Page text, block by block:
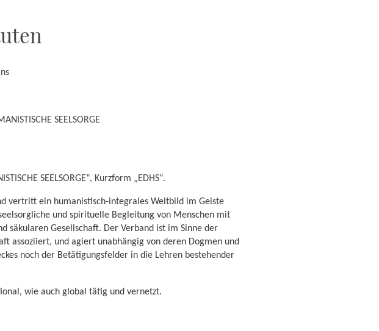
SEELSORGE
SEELSORGE“, Kurzform „EDHS“.
vertritt ein humanistisch-integrales Weltbild im Geiste
und spirituelle Begleitung von Menschen mit
säkularen Gesellschaft. Der Verband ist im Sinne der
assoziiert, und agiert unabhängig von deren Dogmen und
noch der Betätigungsfelder in die Lehren bestehender
wie auch global tätig und vernetzt.